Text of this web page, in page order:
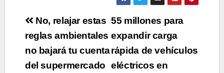
Navegación
de
entradas
55 millones para
expandir carga
rápida de vehículos
eléctricos en
No, relajar estas
reglas ambientales
no bajará tu cuenta
del supermercado